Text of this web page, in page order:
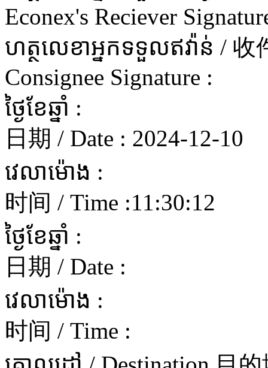
Econex's Reciever
ហត្ថលេខាអ្នកទទួលឥវ៉ាន់ /
Consignee Signature :
ថ្ងៃខែឆ្នាំ :
日期 / Date : 2024-12-10
វេលាម៉ោង :
时间 / Time :11:30:12
ថ្ងៃខែឆ្នាំ :
日期 / Date :
វេលាម៉ោង :
时间 / Time :